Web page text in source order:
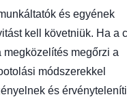
és egyének
kell követniük. Ha a
megőrzi a
módszerekkel
és